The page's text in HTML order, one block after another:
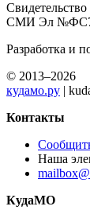
СМИ Эл
Разработка и
© 2013–2026
кудамо.ру |
Контакты
Наша
КудаМО